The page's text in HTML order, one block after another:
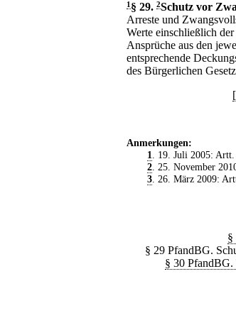
1 § 29. 2Schutz vor
Arreste und
Werte einschließlich
Ansprüche aus den
entsprechende
des Bürgerlichen
Anmerkungen:
1
. 19. Juli 2005:
2. 25. November
3. 26. März 2009:
§
§ 29 PfandBG.
§ 30 PfandBG.